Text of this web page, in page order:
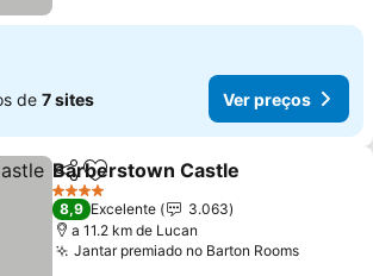
de 7 sites Ver preços
PartilharAdicionar aos favoritos
Barberstown Castle
4 Estrelas
8,9 Excelente
3.063
a 11.2 km de Lucan
Jantar premiado no Barton RoomsVer